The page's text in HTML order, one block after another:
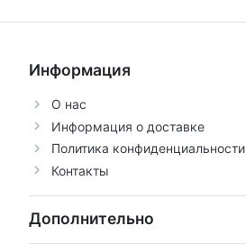
Информация
О нас
Информация о доставке
Политика конфиденциальности
Контакты
Дополнительно